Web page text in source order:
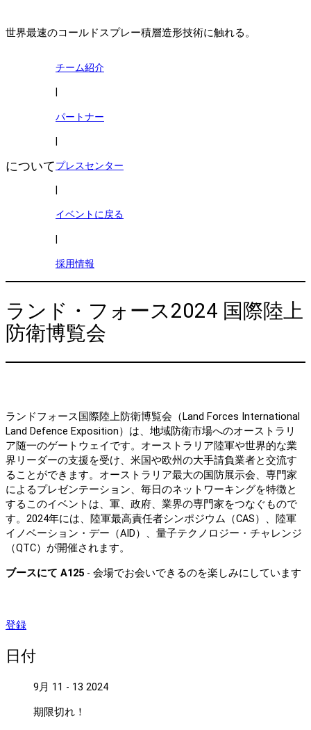
世界最速のコールドスプレー積層造形技術に触れる。
について
チーム紹介
パートナー
プレスセンター
イベントに戻る
|
採用情報
ランド・フォース2024 国際陸上
防衛博覧会
ランドフォース国際陸上防衛博覧会（Land Forces International
Land Defence Exposition）は、地域防衛市場へのオーストラリ
ア随一のゲートウェイです。オーストラリア陸軍や世界的な業
界リーダーの支援を受け、米国や欧州の大手請負業者と交流す
ることができます。オーストラリア最大の国防展示会、専門家
によるプレゼンテーション、毎日のネットワーキングを特徴と
するこのイベントは、軍、政府、業界の専門家をつなぐもので
す。2024年には、陸軍最高責任者シンポジウム（CAS）、陸軍
イノベーション・デー（AID）、量子テクノロジー・チャレンジ
（QTC）が開催されます。
ブースにて A125 - 会場でお会いできるのを楽しみにしています
登録
日付
9月 11 - 13 2024
期限切れ！